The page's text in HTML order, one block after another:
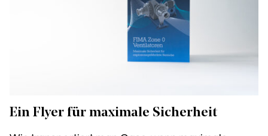
Ein Flyer für maximale Sicherheit